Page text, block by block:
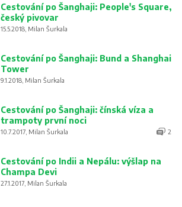
Cestování po Šanghaji: People's Square,
český pivovar
15.5.2018, Milan Šurkala
Cestování po Šanghaji: Bund a Shanghai
Tower
9.1.2018, Milan Šurkala
Cestování po Šanghaji: čínská víza a
trampoty první noci
10.7.2017, Milan Šurkala 2
Cestování po Indii a Nepálu: výšlap na
Champa Devi
27.1.2017, Milan Šurkala